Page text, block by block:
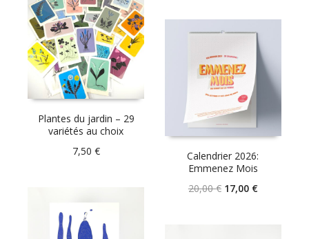
Plantes du jardin – 29
variétés au choix
7,50 €
Calendrier 2026:
Emmenez Mois
20,00€ Le
17,00 €Le